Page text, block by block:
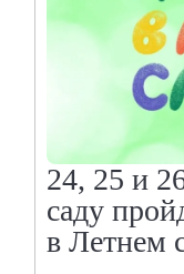
24, 25 и
саду
в Летнем